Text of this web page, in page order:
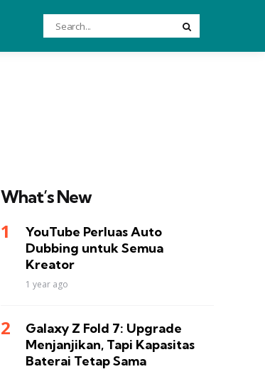
Search
for:
What’s New
YouTube Perluas Auto
Dubbing untuk Semua
Kreator
1 year ago
Galaxy Z Fold 7: Upgrade
Menjanjikan, Tapi Kapasitas
Baterai Tetap Sama